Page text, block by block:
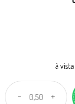
à vista